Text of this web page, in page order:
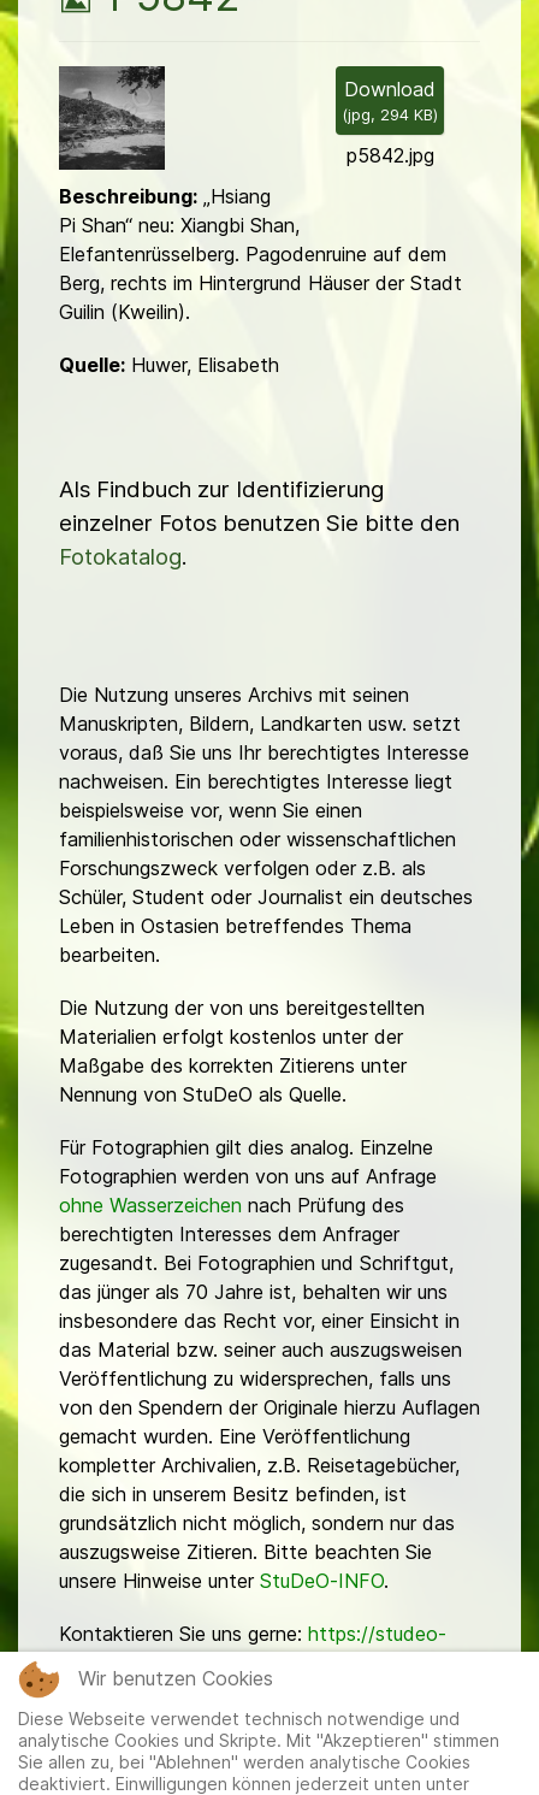
l
d
Download
(jpg, 294 KB)
p5842.jpg
Beschreibung: „Hsiang
Pi Shan“ neu: Xiangbi Shan,
Elefantenrüsselberg. Pagodenruine auf dem
Berg, rechts im Hintergrund Häuser der Stadt
Guilin (Kweilin).
Quelle: Huwer, Elisabeth
Als Findbuch zur Identifizierung
einzelner Fotos benutzen Sie bitte den
Fotokatalog.
Die Nutzung unseres Archivs mit seinen
Manuskripten, Bildern, Landkarten usw. setzt
voraus, daß Sie uns Ihr berechtigtes Interesse
nachweisen. Ein berechtigtes Interesse liegt
beispielsweise vor, wenn Sie einen
familienhistorischen oder wissenschaftlichen
Forschungszweck verfolgen oder z.B. als
Schüler, Student oder Journalist ein deutsches
Leben in Ostasien betreffendes Thema
bearbeiten.
Die Nutzung der von uns bereitgestellten
Materialien erfolgt kostenlos unter der
Maßgabe des korrekten Zitierens unter
Nennung von StuDeO als Quelle.
Für Fotographien gilt dies analog. Einzelne
Fotographien werden von uns auf Anfrage
ohne Wasserzeichen nach Prüfung des
berechtigten Interesses dem Anfrager
zugesandt. Bei Fotographien und Schriftgut,
das jünger als 70 Jahre ist, behalten wir uns
insbesondere das Recht vor, einer Einsicht in
das Material bzw. seiner auch auszugsweisen
Veröffentlichung zu widersprechen, falls uns
von den Spendern der Originale hierzu Auflagen
gemacht wurden. Eine Veröffentlichung
kompletter Archivalien, z.B. Reisetagebücher,
die sich in unserem Besitz befinden, ist
grundsätzlich nicht möglich, sondern nur das
auszugsweise Zitieren. Bitte beachten Sie
unsere Hinweise unter StuDeO-INFO.
Kontaktieren Sie uns gerne: https://studeo-
Wir benutzen Cookies
Diese Webseite verwendet technisch notwendige und
analytische Cookies und Skripte. Mit "Akzeptieren" stimmen
Sie allen zu, bei "Ablehnen" werden analytische Cookies
deaktiviert. Einwilligungen können jederzeit unten unter